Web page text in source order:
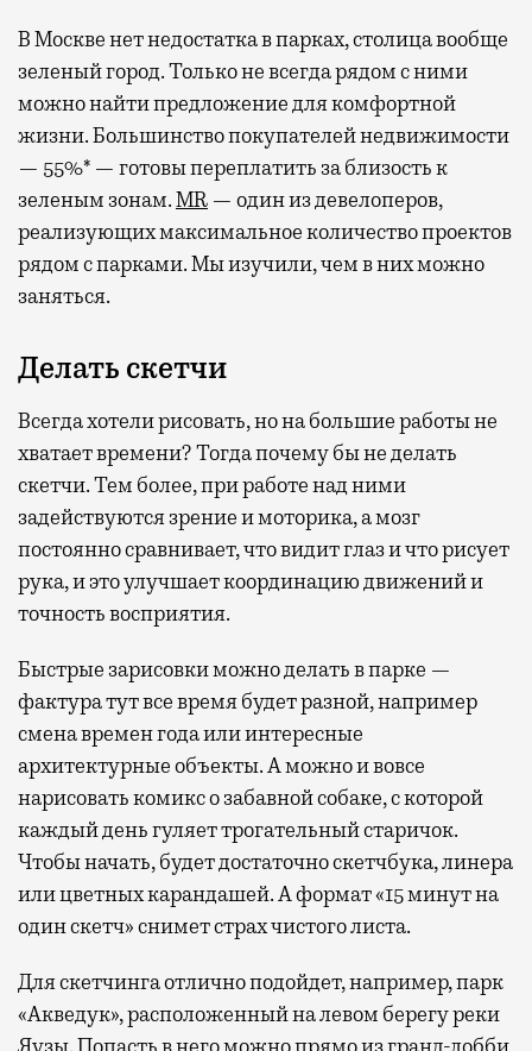
В Москве нет недостатка в парках, столица вообще
зеленый город. Только не всегда рядом с ними
можно найти предложение для комфортной
жизни. Большинство покупателей недвижимости
— 55%* — готовы переплатить за близость к
зеленым зонам.MR — один из девелоперов,
реализующих максимальное количество проектов
рядом с парками. Мы изучили, чем в них можно
заняться.
Делать скетчи
Всегда хотели рисовать, но на большие работы не
хватает времени? Тогда почему бы не делать
скетчи. Тем более, при работе над ними
задействуются зрение и моторика, а мозг
постоянно сравнивает, что видит глаз и что рисует
рука, и это улучшает координацию движений и
точность восприятия.
Быстрые зарисовки можно делать в парке —
фактура тут все время будет разной, например
смена времен года или интересные
архитектурные объекты. А можно и вовсе
нарисовать комикс о забавной собаке, с которой
каждый день гуляет трогательный старичок.
Чтобы начать, будет достаточно скетчбука, линера
или цветных карандашей. А формат «15 минут на
один скетч» снимет страх чистого листа.
Для скетчинга отлично подойдет, например, парк
«Акведук», расположенный на левом берегу реки